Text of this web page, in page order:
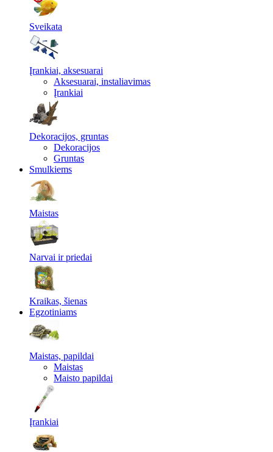
Sveikata
Įrankiai, aksesuarai
Aksesuarai, instaliavimas
Įrankiai
Dekoracijos, gruntas
Dekoracijos
Gruntas
Smulkiems
Maistas
Narvai ir priedai
Kraikas, šienas
Egzotiniams
Maistas, papildai
Maistas
Maisto papildai
Įrankiai